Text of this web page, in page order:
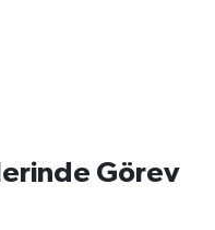
Görev